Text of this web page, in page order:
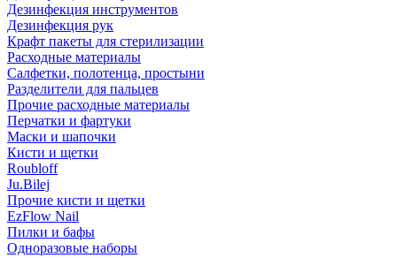
Дезинфекция инструментов
Дезинфекция рук
Крафт пакеты для стерилизации
Расходные материалы
Салфетки, полотенца, простыни
Разделители для пальцев
Прочие расходные материалы
Перчатки и фартуки
Маски и шапочки
Кисти и щетки
Roubloff
Ju.Bilej
Прочие кисти и щетки
EzFlow Nail
Пилки и бафы
Одноразовые наборы